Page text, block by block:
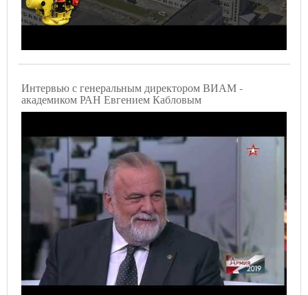
Интервью с генеральным директором ВИАМ -
академиком РАН Евгением Кабловым